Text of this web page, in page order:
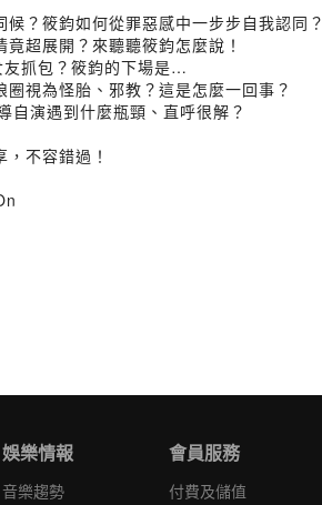
？筱鈞如何從罪惡感中一步步自我認同？
超展開？來聽聽筱鈞怎麼說！
友抓包？筱鈞的下場是…
視為怪胎、邪教？這是怎麼一回事？
自演遇到什麼瓶頸、直呼很解？
不容錯過！
娛樂情報
音樂趨勢
會員服務
付費及儲值